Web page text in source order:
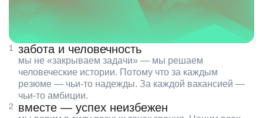
забота и человечность
мы не «закрываем задачи» — мы решаем
человеческие истории. Потому что за каждым
резюме — чьи‑то надежды. За каждой вакансией —
чьи‑то амбиции.
вместе — успех неизбежен